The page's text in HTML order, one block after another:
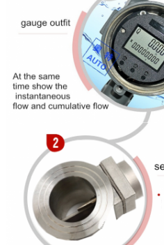
Entre 300 y 3000
350 a 3500 años